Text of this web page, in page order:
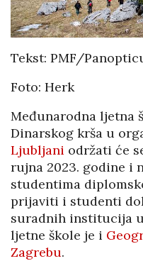
Tekst: PMF/
Foto: Herk
Međunarodna ljetna
Dinarskog krša u
Ljubljani održati će
rujna 2023. godine i
studentima
prijaviti i studenti
suradnih institucija
ljetne škole je i
Zagrebu.